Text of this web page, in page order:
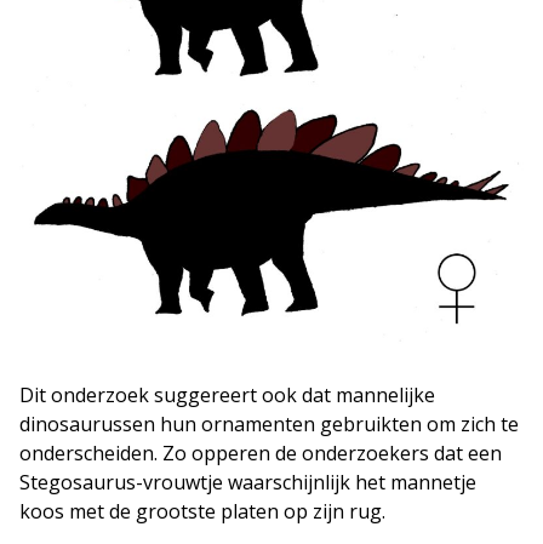
Dit onderzoek suggereert ook dat mannelijke
dinosaurussen hun ornamenten gebruikten om zich te
onderscheiden. Zo opperen de onderzoekers dat een
Stegosaurus-vrouwtje waarschijnlijk het mannetje
koos met de grootste platen op zijn rug.